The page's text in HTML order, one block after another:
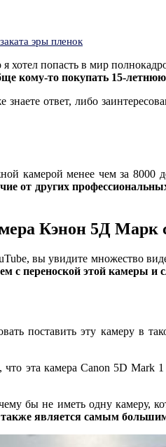
эры пленок
хотел попасть в мир
кому-то покупать 15-
знаете ответ, либо
камерой менее чем за 8000
от других
Кэнон 5Д Марк
вы увидите множество
с переноской этой камеры и
поставить эту камеру в
что эта камера Canon 5D
бы не иметь одну камеру,
является самым